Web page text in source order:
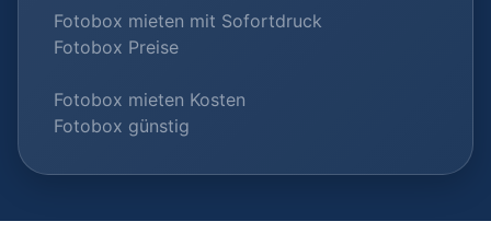
Fotobox mieten mit Sofortdruck
Fotobox Preise
Fotobox mieten Kosten
Fotobox günstig